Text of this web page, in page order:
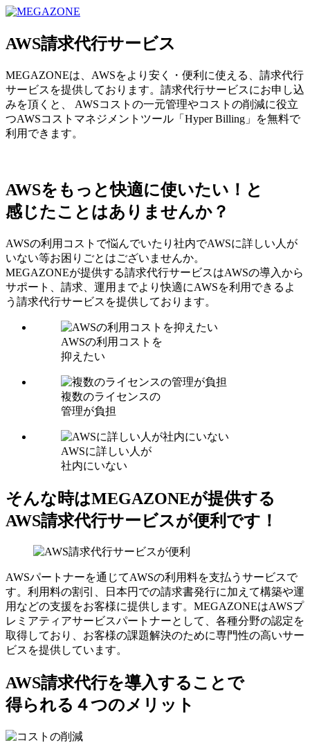
AWS請求代行サービス
MEGAZONEは、AWSをより安く・便利に使える、請求代行
サービスを提供しております。請求代行サービスにお申し込
みを頂くと、 AWSコストの一元管理やコストの削減に役立
つAWSコストマネジメントツール「Hyper Billing」を無料で
利用できます。
AWSをもっと快適に使いたい！と
感じたことはありませんか？
AWSの利用コストで悩んでいたり社内でAWSに詳しい人が
いない等お困りごとはございませんか。
MEGAZONEが提供する請求代行サービスはAWSの導入から
サポート、請求、運用までより快適にAWSを利用できるよ
う請求代行サービスを提供しております。
AWSの利用コストを
抑えたい
複数のライセンスの
管理が負担
AWSに詳しい人が
社内にいない
そんな時はMEGAZONEが提供する
AWS請求代行サービスが便利です！
AWSパートナーを通じてAWSの利用料を支払うサービスで
す。利用料の割引、日本円での請求書発行に加えて構築や運
用などの支援をお客様に提供します。MEGAZONEはAWSプ
レミアティアサービスパートナーとして、各種分野の認定を
取得しており、お客様の課題解決のために専門性の高いサー
ビスを提供しています。
AWS請求代行を導入することで
得られる４つのメリット